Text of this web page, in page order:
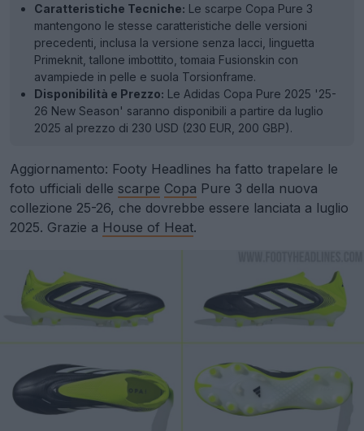
Caratteristiche Tecniche: Le scarpe Copa Pure 3
mantengono le stesse caratteristiche delle versioni
precedenti, inclusa la versione senza lacci, linguetta
Primeknit, tallone imbottito, tomaia Fusionskin con
avampiede in pelle e suola Torsionframe.
Disponibilità e Prezzo: Le Adidas Copa Pure 2025 '25-
26 New Season' saranno disponibili a partire da luglio
2025 al prezzo di 230 USD (230 EUR, 200 GBP).
Aggiornamento: Footy Headlines ha fatto trapelare le
foto ufficiali delle scarpe Copa Pure 3 della nuova
collezione 25-26, che dovrebbe essere lanciata a luglio
2025. Grazie a House of Heat.